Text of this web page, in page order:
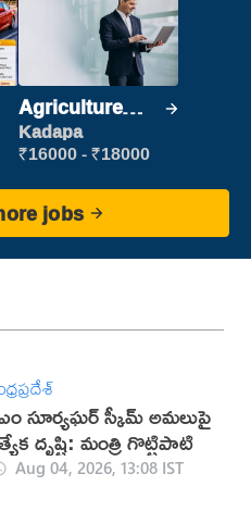
Agriculture
Labour
Kadapa
₹16000 - ₹18000
jobs
సూర్యఘర్ స్కీమ్ అమలుపై
దృష్టి: మంత్రి గొట్టిపాటి
Aug 04, 2026, 13:08 IST